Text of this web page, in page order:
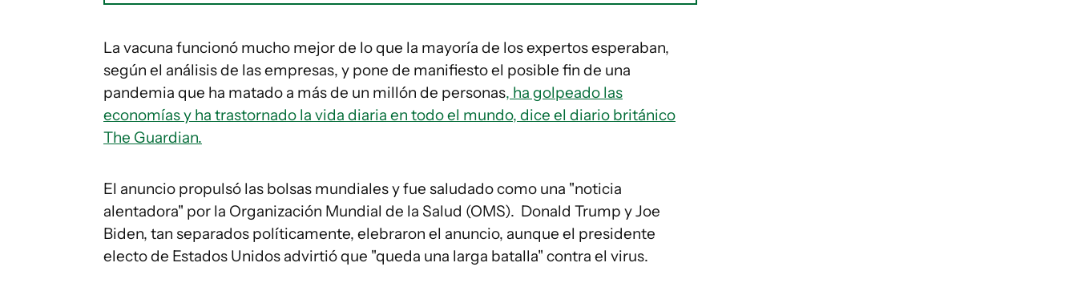
La vacuna funcionó mucho mejor de lo que la mayoría de los expertos esperaban,
según el análisis de las empresas, y pone de manifiesto el posible fin de una
pandemia que ha matado a más de un millón de personas, ha golpeado las
economías y ha trastornado la vida diaria en todo el mundo, dice el diario británico
The Guardian.
El anuncio propulsó las bolsas mundiales y fue saludado como una "noticia
alentadora" por la Organización Mundial de la Salud (OMS). Donald Trump y Joe
Biden, tan separados políticamente, elebraron el anuncio, aunque el presidente
electo de Estados Unidos advirtió que "queda una larga batalla" contra el virus.